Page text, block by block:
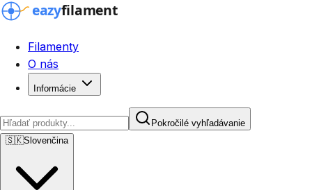
Filamenty
O nás
Informácie
Pokročilé vyhľadávanie
🇸🇰Slovenčina